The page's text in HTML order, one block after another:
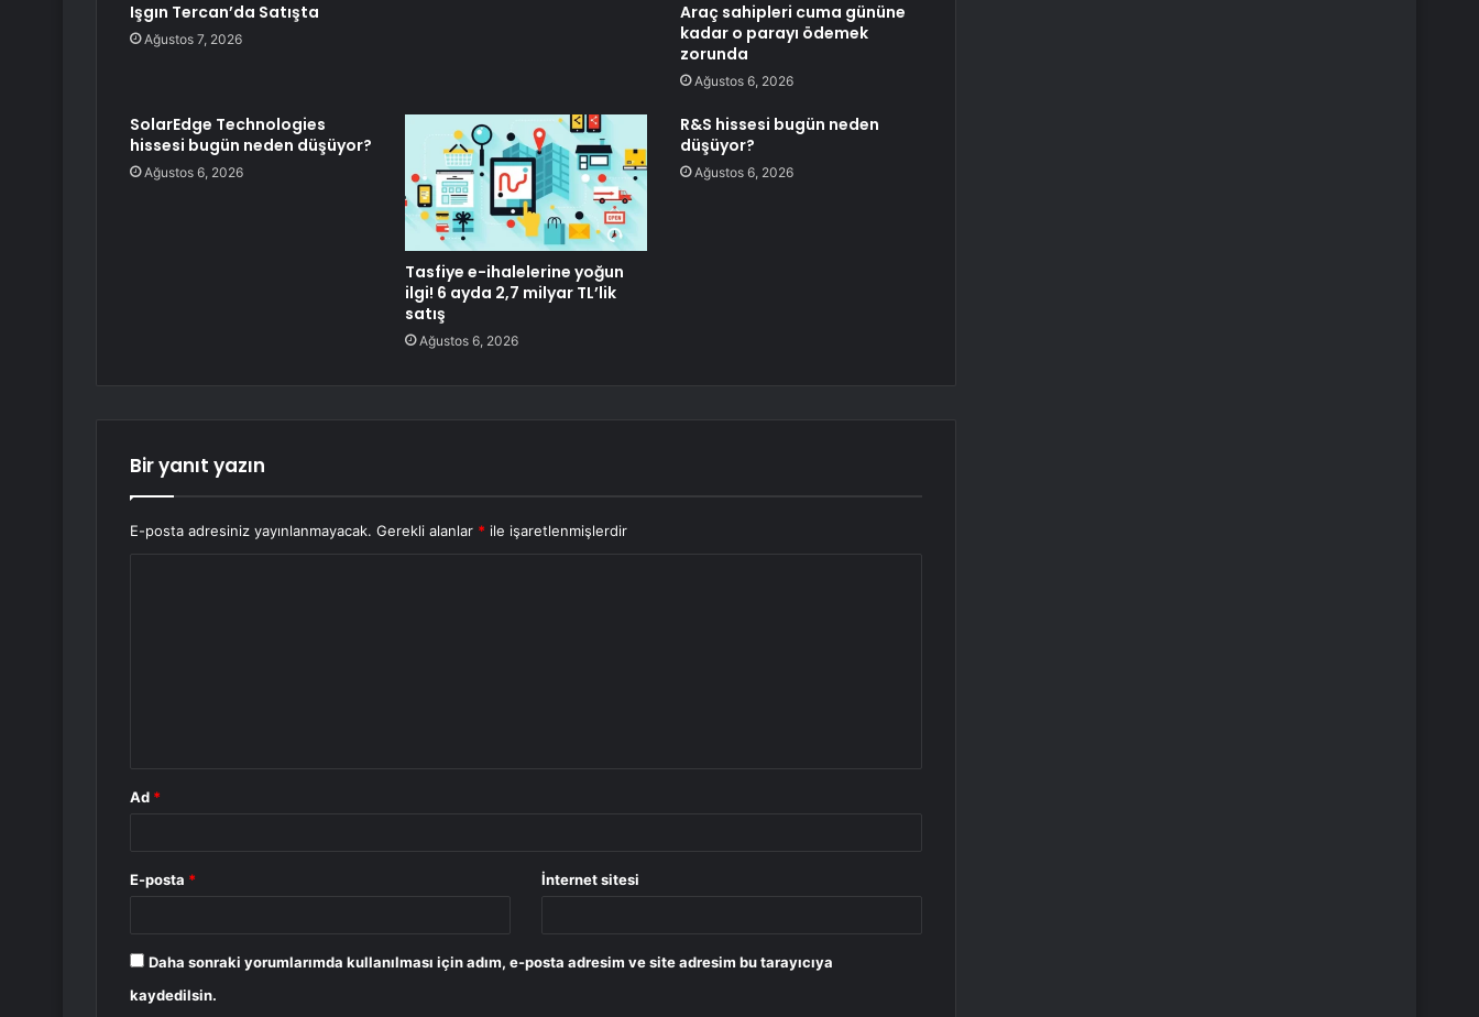
Işgın Tercan’da Satışta
Ağustos 7, 2026
Araç sahipleri cuma gününe
kadar o parayı ödemek
zorunda
Ağustos 6, 2026
SolarEdge Technologies
hissesi bugün neden düşüyor?
Ağustos 6, 2026
Tasfiye e-ihalelerine yoğun
ilgi! 6 ayda 2,7 milyar TL’lik
satış
Ağustos 6, 2026
R&S hissesi bugün neden
düşüyor?
Ağustos 6, 2026
Bir yanıt yazın
E-posta adresiniz yayınlanmayacak. Gerekli alanlar * ile işaretlenmişlerdir
Ad *
E-posta * İnternet sitesi
Daha sonraki yorumlarımda kullanılması için adım, e-posta adresim ve site adresim bu tarayıcıya
kaydedilsin.